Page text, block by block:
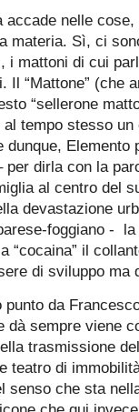
accade nelle
materia. Sì, ci
i mattoni di cui
Il “Mattone” (che
“sellerone
al tempo stesso
dunque, Elemento
per dirla con la
al centro del
devastazione
foggiano -
“cocaina” il
di sviluppo ma
punto da
dà sempre viene
trasmissione
teatro di
senso che sta